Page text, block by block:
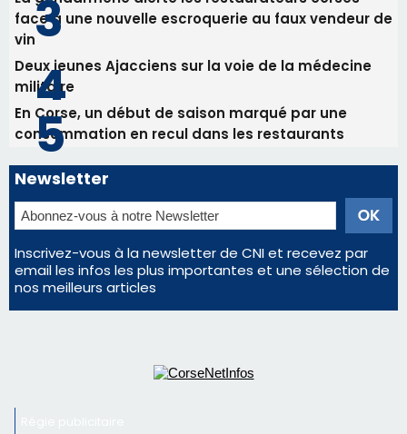
Newsletter
Inscrivez-vous à la newsletter de CNI et recevez par
email les infos les plus importantes et une sélection de
nos meilleurs articles
Régie publicitaire
Mentions légales
Nous contacter